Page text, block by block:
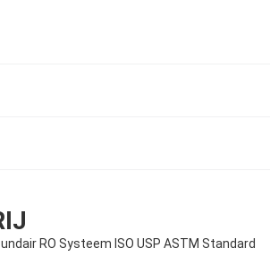
RO Systeem ISO USP ASTM Standard